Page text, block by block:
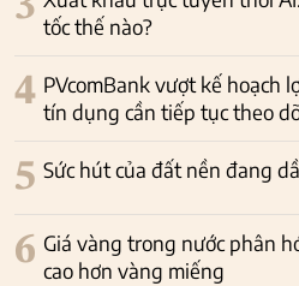
tốc thế nào?
4 PVcomBank vượt kế hoạch
tín dụng cần tiếp tục theo
5 Sức hút của đất nền đang
6 Giá vàng trong nước phân
cao hơn vàng miếng